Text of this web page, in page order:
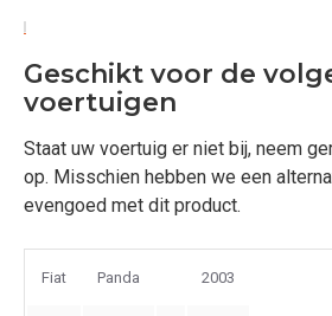
Geschikt voor de
voertuigen
Staat uw voertuig er niet bij, neem
op. Misschien hebben we een
evengoed met dit product.
Fiat Panda 2003